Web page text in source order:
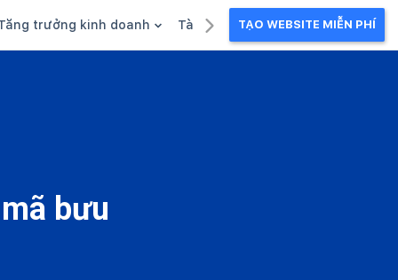
trưởng kinh doanh Tài liệu kinh doanhTẠO WEBSITE MIỄN PHÍ
bưu